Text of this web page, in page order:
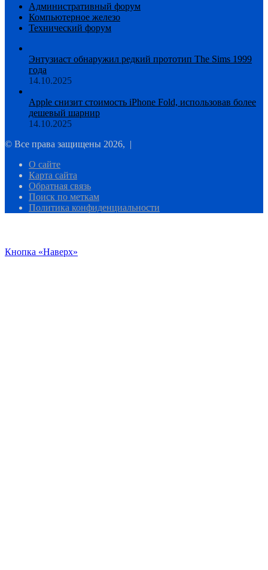
Административный форум
Компьютерное железо
Технический форум
Энтузиаст обнаружил редкий прототип The Sims 1999
года
14.10.2025
Apple снизит стоимость iPhone Fold, использовав более
дешевый шарнир
14.10.2025
© Все права защищены 2026, |
О сайте
Карта сайта
Обратная связь
Поиск по меткам
Политика конфиденциальности
Кнопка «Наверх»